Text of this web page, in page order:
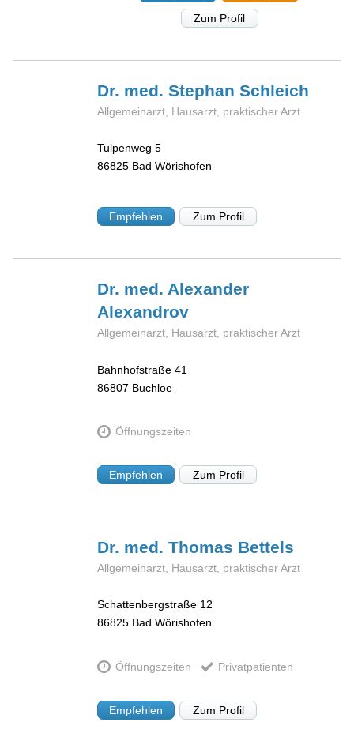
Zum Profil
Dr. med. StephanSchleich
Allgemeinarzt, Hausarzt, praktischer Arzt
Tulpenweg 5
86825 Bad Wörishofen
Empfehlen Zum Profil
Dr. med. Alexander
Alexandrov
Allgemeinarzt, Hausarzt, praktischer Arzt
Bahnhofstraße 41
86807 Buchloe
Öffnungszeiten
Empfehlen Zum Profil
Dr. med. Thomas Bettels
Allgemeinarzt, Hausarzt, praktischer Arzt
Schattenbergstraße 12
86825 Bad Wörishofen
Öffnungszeiten Privatpatienten
Empfehlen Zum Profil